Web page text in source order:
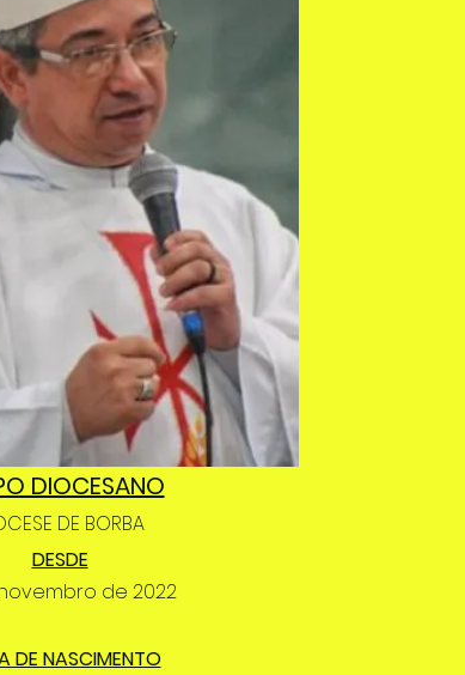
DIOCESANO
DE BORBA
DESDE
de 2022
DE NASCIMENTO